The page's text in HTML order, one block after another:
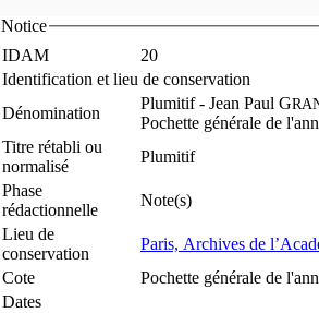
Notice
IDAM
20
Identification et lieu de conservation
Dénomination
Plumitif - Jean Paul G
Pochette générale de
Titre rétabli ou
normalisé
Plumitif
Phase
rédactionnelle
Note(s)
Lieu de
conservation
Paris, Archives de
Cote
Pochette générale de
Dates